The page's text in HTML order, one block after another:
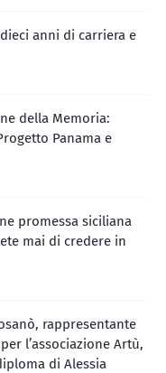
anni di carriera e
della Memoria:
Panama e
promessa siciliana
mai di credere in
rappresentante
l’associazione Artù,
di Alessia